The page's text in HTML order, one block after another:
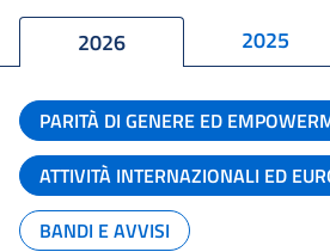
2026 2025
PARITÀ DI GENERE ED
ATTIVITÀ INTERNAZIONALI ED
BANDI E AVVISI